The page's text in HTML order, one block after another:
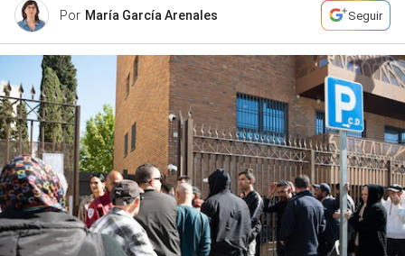
Por María García Arenales Seguir